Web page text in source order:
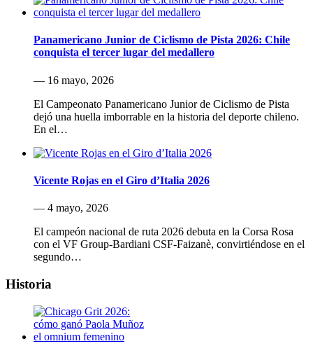
Panamericano Junior de Ciclismo de Pista 2026: Chile
conquista el tercer lugar del medallero
— 16 mayo, 2026
El Campeonato Panamericano Junior de Ciclismo de Pista
dejó una huella imborrable en la historia del deporte chileno.
En el…
Vicente Rojas en el Giro d’Italia 2026
— 4 mayo, 2026
El campeón nacional de ruta 2026 debuta en la Corsa Rosa
con el VF Group-Bardiani CSF-Faizanè, convirtiéndose en el
segundo…
Historia